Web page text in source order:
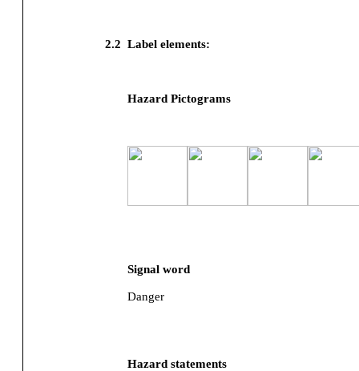
2.2 Label elements:
Hazard Pictograms
Signal word
Danger
Hazard statements